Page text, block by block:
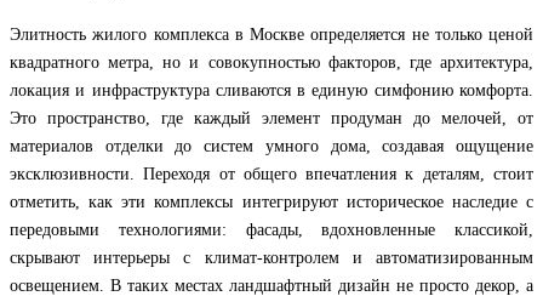
Элитность жилого комплекса в Москве определяется не только ценой
квадратного метра, но и совокупностью факторов, где архитектура,
локация и инфраструктура сливаются в единую симфонию комфорта.
Это пространство, где каждый элемент продуман до мелочей, от
материалов отделки до систем умного дома, создавая ощущение
эксклюзивности. Переходя от общего впечатления к деталям, стоит
отметить, как эти комплексы интегрируют историческое наследие с
передовыми технологиями: фасады, вдохновленные классикой,
скрывают интерьеры с климат-контролем и автоматизированным
освещением. В таких местах ландшафтный дизайн не просто декор, а